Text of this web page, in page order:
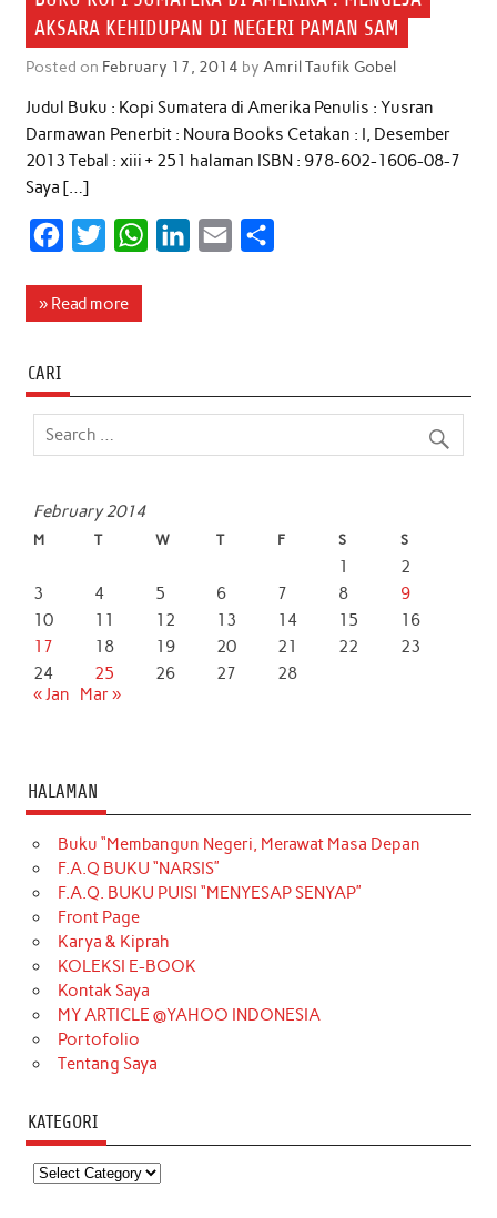
AKSARA KEHIDUPAN DI NEGERI PAMAN SAM
Posted on February 17, 2014 by Amril Taufik Gobel
Judul Buku : Kopi Sumatera di Amerika Penulis : Yusran
Darmawan Penerbit : Noura Books Cetakan : I, Desember
2013 Tebal : xiii + 251 halaman ISBN : 978-602-1606-08-7
Saya […]
c
o
o
i
e
W
A
d
» Read more
CARI
February 2014
M T W T F S S
1
2
3
4 5 6 7 8
9
10
11 12 13 14 15
16
17
18 19 20 21 22
23
24
25 26 27
28
« Jan
Mar »
HALAMAN
Buku “Membangun Negeri, Merawat Masa Depan
F.A.Q BUKU “NARSIS”
F.A.Q. BUKU PUISI “MENYESAP SENYAP”
Front Page
Karya & Kiprah
KOLEKSI E-BOOK
Kontak Saya
MY ARTICLE @YAHOO INDONESIA
Portofolio
Tentang Saya
KATEGORI
Kategori